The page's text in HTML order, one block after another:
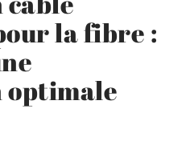
la fibre :
optimale